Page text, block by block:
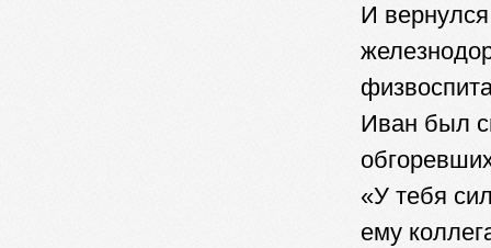
И
Иван был
«У тебя
ему